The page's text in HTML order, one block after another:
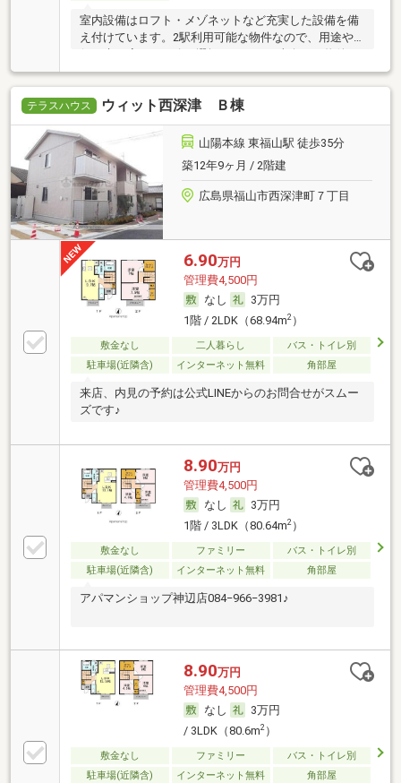
室内設備はロフト・メゾネットなど充実した設備を備
え付けています。2駅利用可能な物件なので、用途や
お探しの方は、ぜひご覧ください。優雅に快適に暮ら
せる物件で毎日快適な生活をおくりましょう。今引っ
越しをお考えの方におすすめなのが、こちらのアパー
トです。こちらは3LDKの物件です。ハウスダストやア
レルギーに弱い方にもおすすめなフローリング付きの
物件です。利便性の高い設備も充実の、快適に暮らす
ことのできる令和2年築の物件です。
テラスハウス ウィット西深津 Ｂ棟
山陽本線 東福山駅 徒歩35分
築12年9ヶ月 / 2階建
広島県福山市西深津町７丁目
6.90万円
管理費4,500円
なし
3万円
1階 / 2LDK（68.94m2）
敷金なし 二人暮らし
バス・トイレ別
駐車場(近隣含)
インターネット無料 角部屋
来店、内見の予約は公式LINEからのお問合せがスムー
ズです♪
8.90万円
管理費4,500円
なし
3万円
1階 / 3LDK（80.64m2）
敷金なし ファミリー
バス・トイレ別
駐車場(近隣含)
インターネット無料 角部屋
アパマンショップ神辺店084−966−3981♪
8.90万円
管理費4,500円
なし
3万円
/ 3LDK（80.6m2）
敷金なし ファミリー
バス・トイレ別
駐車場(近隣含)
インターネット無料 角部屋